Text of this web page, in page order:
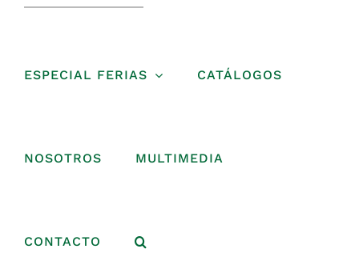
ESPECIAL FERIAS CATÁLOGOS
NOSOTROS MULTIMEDIA
CONTACTO